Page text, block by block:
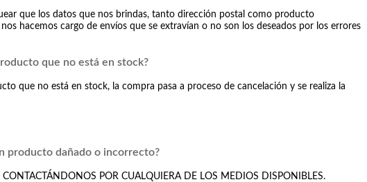
que los datos que nos brindas, tanto dirección postal como producto
hacemos cargo de envíos que se extravían o no son los deseados por los errores
que no está en stock?
que no está en stock, la compra pasa a proceso de cancelación y se realiza la
producto dañado o incorrecto?
POR CUALQUIERA DE LOS MEDIOS DISPONIBLES.